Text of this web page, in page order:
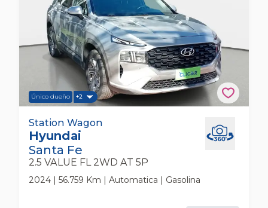
Único dueño +2
Hyundai Santa Fe 2.5 Value Fl 2wd At 5p
Station Wagon
Station Wagon
Hyundai
Santa Fe
2.5 VALUE FL 2WD AT 5P
2024 | 56.759 Km | Automatica | Gasolina